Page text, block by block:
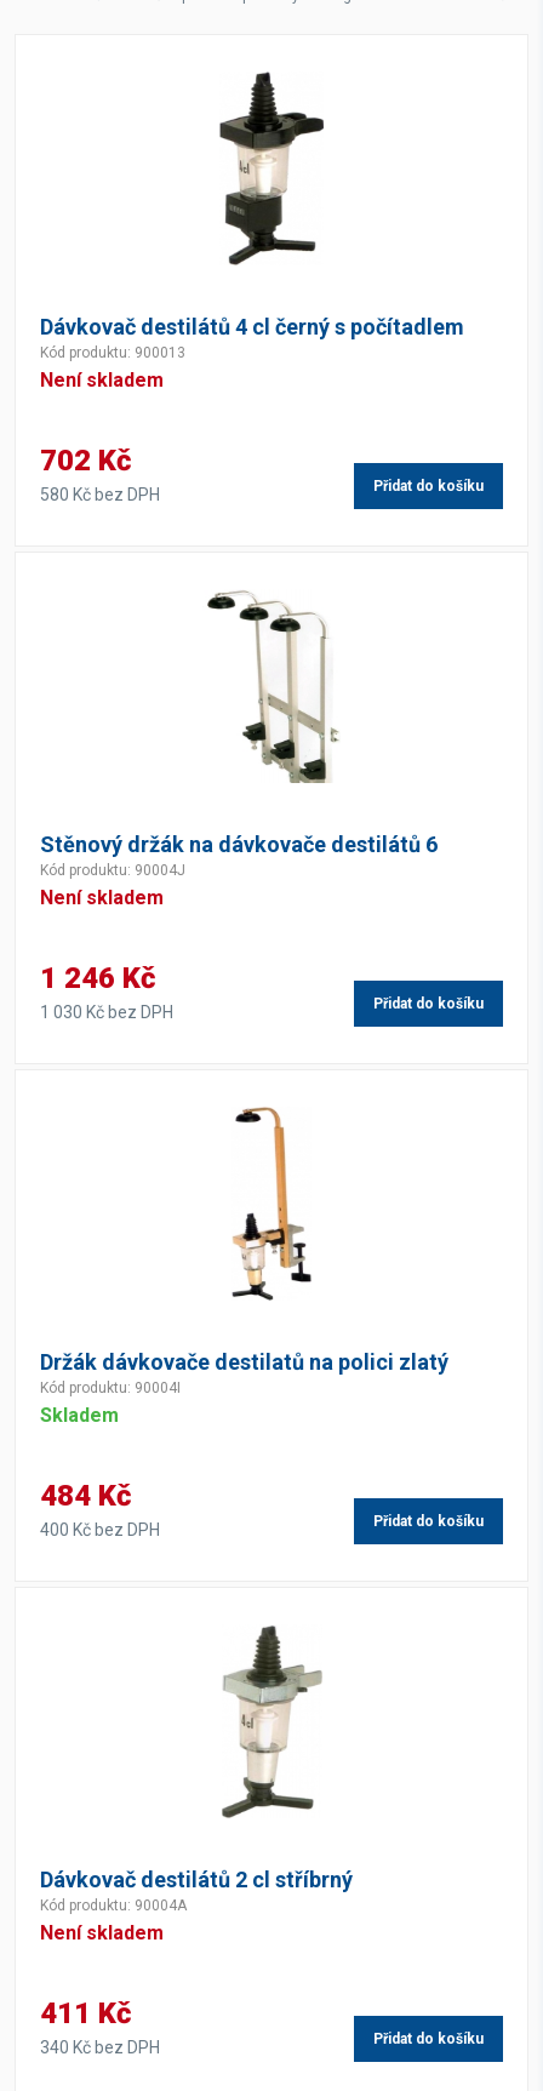
Dávkovač destilátů 4 cl černý s počítadlem
Kód produktu: 900013
Není skladem
702 Kč
580 Kč bez DPH Přidat do košíku
Stěnový držák na dávkovače destilátů 6
Kód produktu: 90004J
Není skladem
1 246 Kč
1 030 Kč bez DPH Přidat do košíku
Držák dávkovače destilatů na polici zlatý
Kód produktu: 90004I
Skladem
484 Kč
400 Kč bez DPH Přidat do košíku
Dávkovač destilátů 2 cl stříbrný
Kód produktu: 90004A
Není skladem
411 Kč
340 Kč bez DPH Přidat do košíku